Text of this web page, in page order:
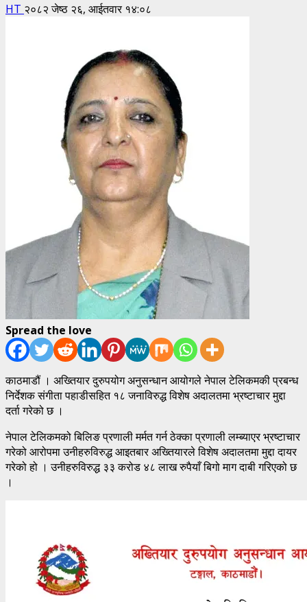
HT २०८२ जेष्ठ २६, आईतवार १४:०८
Spread the love
काठमाडौं । अख्तियार दुरुपयोग अनुसन्धान आयोगले नेपाल टेलिकमकी प्रबन्ध
निर्देशक संगीता पहाडीसहित १८ जनाविरुद्ध विशेष अदालतमा भ्रष्टाचार मुद्दा
दर्ता गरेको छ ।
नेपाल टेलिकमको बिलिङ प्रणाली मर्मत गर्न ठेक्का प्रणाली लम्ब्याएर भ्रष्टाचार
गरेको आरोपमा उनीहरुविरुद्ध आइतबार अख्तियारले विशेष अदालतमा मुद्दा दायर
गरेको हो । उनीहरुविरुद्ध ३३ करोड ४८ लाख रुपैयाँ बिगो माग दाबी गरिएको छ
।